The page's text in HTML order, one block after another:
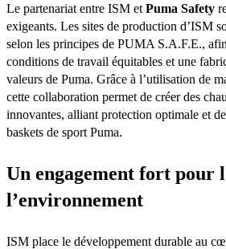
Le partenariat entre ISM et Puma Safety
exigeants. Les sites de production d’ISM
selon les principes de PUMA S.A.F.E.,
conditions de travail équitables et une
valeurs de Puma. Grâce à l’utilisation de
cette collaboration permet de créer des
innovantes, alliant protection optimale et
baskets de sport Puma.
Un engagement fort pour
l’environnement
ISM place le développement durable au